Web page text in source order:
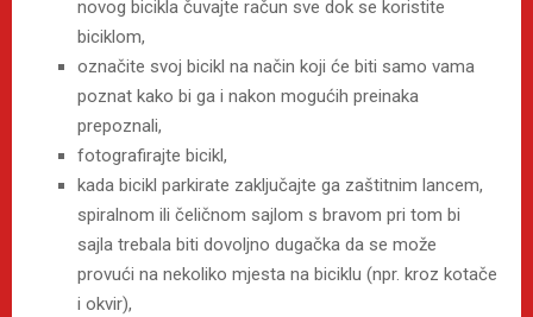
novog bicikla čuvajte račun sve dok se koristite
biciklom,
označite svoj bicikl na način koji će biti samo vama
poznat kako bi ga i nakon mogućih preinaka
prepoznali,
fotografirajte bicikl,
kada bicikl parkirate zaključajte ga zaštitnim lancem,
spiralnom ili čeličnom sajlom s bravom pri tom bi
sajla trebala biti dovoljno dugačka da se može
provući na nekoliko mjesta na biciklu (npr. kroz kotače
i okvir),